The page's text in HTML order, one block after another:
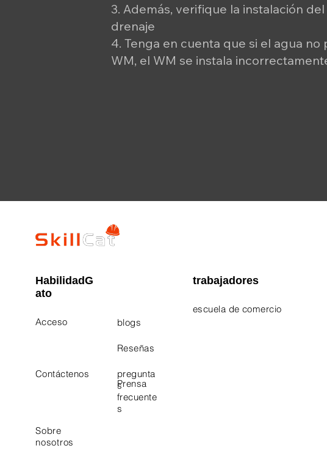
3. Además, verifique la instalación
drenaje
4. Tenga en cuenta que si el agua no
WM, el WM se instala
HabilidadG
ato
Acceso
Contáctenos
blogs
Reseñas
pregunta
s
frecuente
s
Sobre
nosotros
Prensa
trabajadores
escuela de comercio